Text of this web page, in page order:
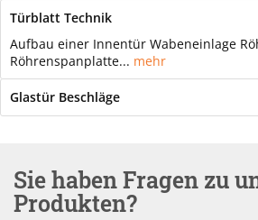
Türblatt Technik
Aufbau einer Innentür Wabeneinlage
Röhrenspanplatte... mehr
Glastür Beschläge
Sie haben Fragen zu
Produkten?